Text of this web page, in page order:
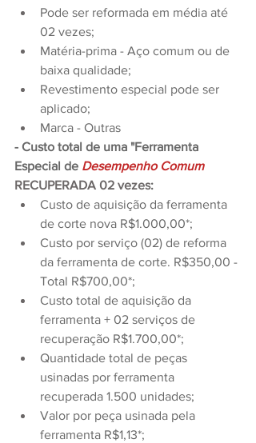
Pode ser reformada em média até
02 vezes;
Matéria-prima - Aço comum ou de
baixa qualidade;
Revestimento especial pode ser
aplicado;
Marca - Outras
- Custo total de uma "Ferramenta
Especial de Desempenho Comum
RECUPERADA 02 vezes:
Custo de aquisição da ferramenta
de corte nova R$1.000,00*;
Custo por serviço (02) de reforma
da ferramenta de corte. R$350,00 -
Total R$700,00*;
Custo total de aquisição da
ferramenta + 02 serviços de
recuperação R$1.700,00*;
Quantidade total de peças
usinadas por ferramenta
recuperada 1.500 unidades;
Valor por peça usinada pela
ferramenta R$1,13*;